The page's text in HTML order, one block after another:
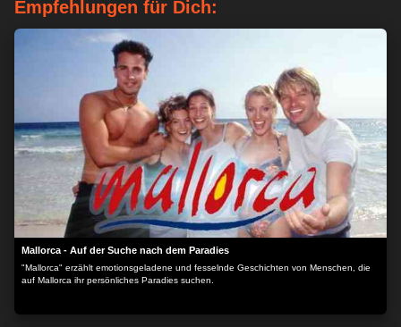
Empfehlungen für Dich:
Mallorca - Auf der Suche nach dem Paradies
"Mallorca" erzählt emotionsgeladene und fesselnde Geschichten von Menschen, die
auf Mallorca ihr persönliches Paradies suchen.